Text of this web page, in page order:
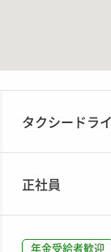
タクシードラ
正社員
年金受給者歓迎